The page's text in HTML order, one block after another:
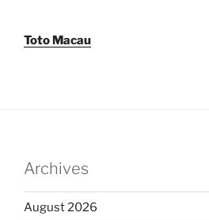
Toto Macau
Archives
August 2026